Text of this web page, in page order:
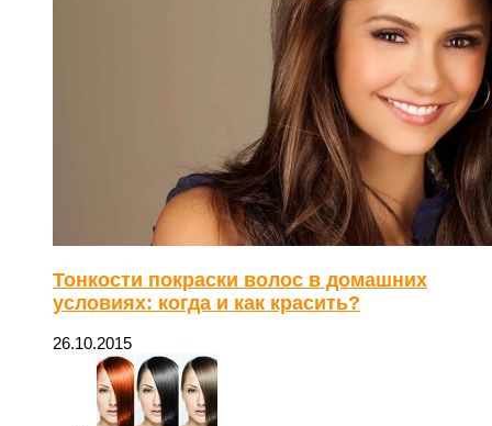
Тонкости покраски волос в домашних
условиях: когда и как красить?
26.10.2015